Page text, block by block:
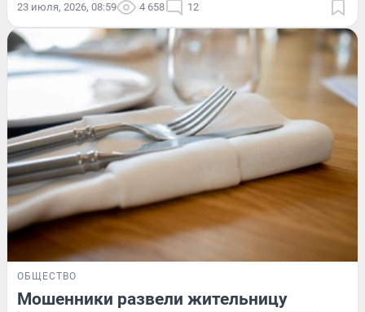
23 июля, 2026, 08:59 4 658 12
ОБЩЕСТВО
Мошенники развели жительницу